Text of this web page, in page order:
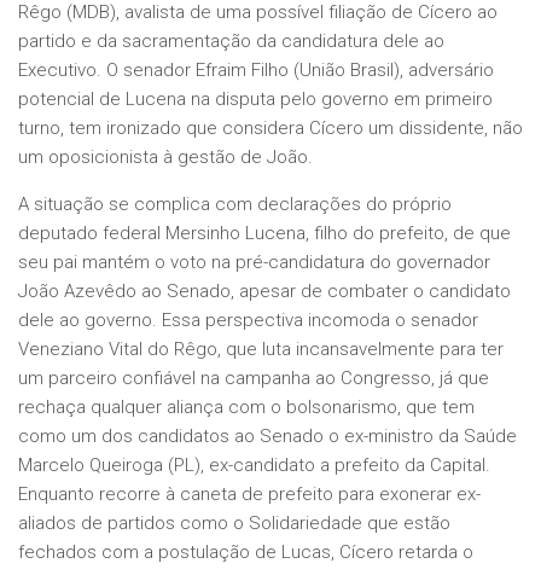
Rêgo (MDB), avalista de uma possível filiação de Cícero ao
partido e da sacramentação da candidatura dele ao
Executivo. O senador Efraim Filho (União Brasil), adversário
potencial de Lucena na disputa pelo governo em primeiro
turno, tem ironizado que considera Cícero um dissidente, não
um oposicionista à gestão de João.
A situação se complica com declarações do próprio
deputado federal Mersinho Lucena, filho do prefeito, de que
seu pai mantém o voto na pré-candidatura do governador
João Azevêdo ao Senado, apesar de combater o candidato
dele ao governo. Essa perspectiva incomoda o senador
Veneziano Vital do Rêgo, que luta incansavelmente para ter
um parceiro confiável na campanha ao Congresso, já que
rechaça qualquer aliança com o bolsonarismo, que tem
como um dos candidatos ao Senado o ex-ministro da Saúde
Marcelo Queiroga (PL), ex-candidato a prefeito da Capital.
Enquanto recorre à caneta de prefeito para exonerar ex-
aliados de partidos como o Solidariedade que estão
fechados com a postulação de Lucas, Cícero retarda o